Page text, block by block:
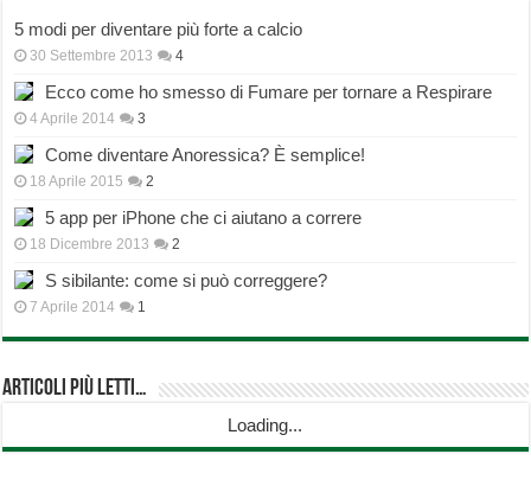
5 modi per diventare più forte a calcio
30 Settembre 2013 4
Ecco come ho smesso di Fumare per tornare a Respirare
4 Aprile 2014 3
Come diventare Anoressica? È semplice!
18 Aprile 2015 2
5 app per iPhone che ci aiutano a correre
18 Dicembre 2013 2
S sibilante: come si può correggere?
7 Aprile 2014 1
Articoli più Letti…
Loading...